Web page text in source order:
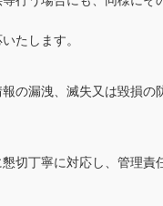
たします。
の漏洩、滅失又は毀損の
切丁寧に対応し、管理責